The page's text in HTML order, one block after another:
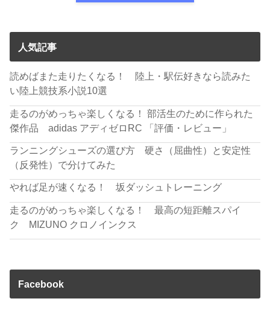
人気記事
読めばまた走りたくなる！ 陸上・駅伝好きなら読みた
い陸上競技系小説10選
走るのがめっちゃ楽しくなる！ 部活生のために作られた
傑作品 adidas アディゼロRC 「評価・レビュー」
ランニングシューズの選び方 硬さ（屈曲性）と安定性
（反発性）で分けてみた
やれば足が速くなる！ 坂ダッシュトレーニング
走るのがめっちゃ楽しくなる！ 最高の短距離スパイ
ク MIZUNO クロノインクス
Facebook